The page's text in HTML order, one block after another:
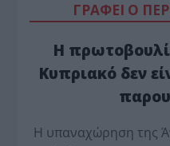
ΓΡΑΦΕΙ Ο
Η
Κυπριακό δεν
Η υπαναχώρηση της